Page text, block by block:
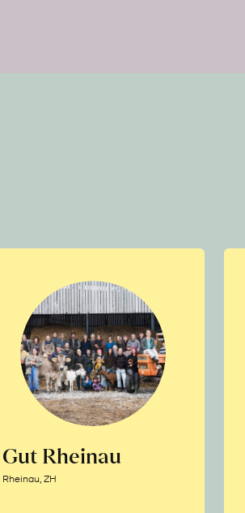
Gut Rheinau
Rheinau, ZH